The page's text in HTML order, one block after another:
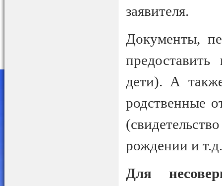
заявителя.
Документы,
дети). А
родственные
рождении и
Для